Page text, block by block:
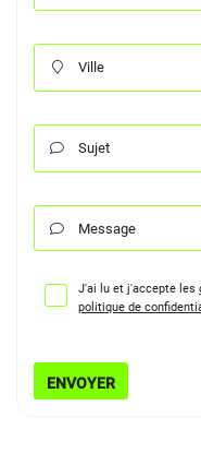
 Ville
 Sujet
 Message
J'ai lu et j'accepte les
politique de
ENVOYER